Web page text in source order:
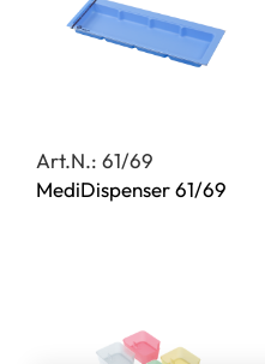
Art.N.: 61/69
MediDispenser 61/69